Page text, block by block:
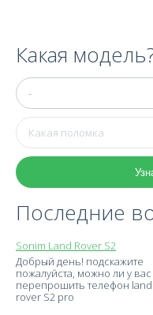
Какая
Последние
Sonim Land Rover S2
Добрый день! подскажите
пожалуйста, можно ли у вас
перепрошить телефон land
rover S2 pro